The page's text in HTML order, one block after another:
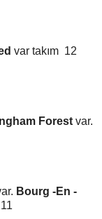
var takım 12
Forest var.
Bourg -En -
11